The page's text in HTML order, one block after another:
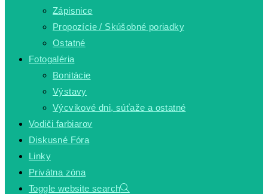
Zápisnice
Propozície / Skúšobné poriadky
Ostatné
Fotogaléria
Bonitácie
Výstavy
Výcvikové dni, súťaže a ostatné
Vodiči farbiarov
Diskusné Fóra
Linky
Privátna zóna
Toggle website search